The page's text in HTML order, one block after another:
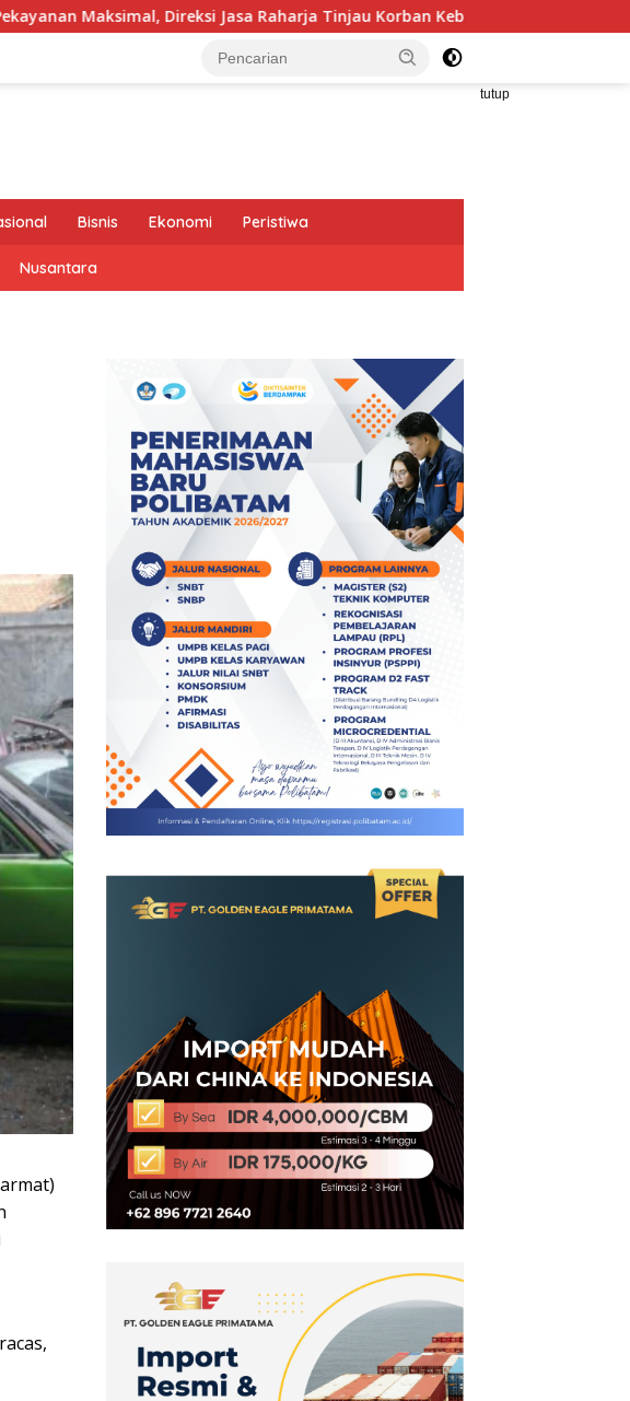
Jasa Raharja Tinjau Korban Kebakaran KM Mutiara Sentosa II
tutup
Bisnis Ekonomi Peristiwa
Nusantara